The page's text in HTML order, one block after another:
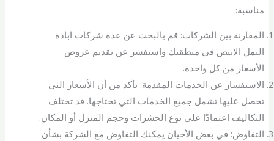
مناسبة:
المقارنة بين الشركات: قم بالبحث عن عدة شركات ابادة
النمل الابيض في منطقتك واستفسر عن تقديم عروض
الأسعار من كل واحدة.
الاستفسار عن الخدمات المقدمة: تأكد من أن الأسعار التي
تحصل عليها تشمل جميع الخدمات التي تحتاجها. قد تختلف
التكاليف اعتمادًا على نوع الحشرات وحجم المنزل أو المكان.
التفاوض: في بعض الأحيان يمكنك التفاوض مع الشركة بشأن